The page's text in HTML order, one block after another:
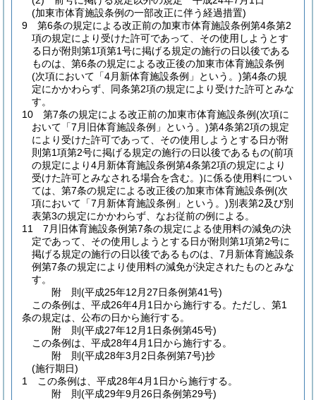
(加東市体育施設条例の一部改正に伴う経過措置)
9
第6条の規定による改正前の加東市体育施設条例第4条第2
項の規定により受けた許可であって、その使用しようとす
る日が附則第1項第1号に掲げる規定の施行の日以後である
ものは、第6条の規定による改正後の加東市体育施設条例
(次項において「4月新体育施設条例」という。)第4条の規
定にかかわらず、同条第2項の規定により受けた許可とみな
す。
10
第7条の規定による改正前の加東市体育施設条例(次項に
おいて「7月旧体育施設条例」という。)第4条第2項の規定
により受けた許可であって、その使用しようとする日が附
則第1項第2号に掲げる規定の施行の日以後であるもの(前項
の規定により4月新体育施設条例第4条第2項の規定により
受けた許可とみなされる場合を含む。)に係る使用料につい
ては、第7条の規定による改正後の加東市体育施設条例(次
項において「7月新体育施設条例」という。)別表第2及び別
表第3の規定にかかわらず、なお従前の例による。
11
7月旧体育施設条例第7条の規定による使用料の減免の決
定であって、その使用しようとする日が附則第1項第2号に
掲げる規定の施行の日以後であるものは、7月新体育施設条
例第7条の規定により使用料の減免が決定されたものとみな
す。
附 則(平成25年12月27日条例第41号)
この条例は、平成26年4月1日から施行する。 ただし、第1
条の規定は、公布の日から施行する。
附 則(平成27年12月1日条例第45号)
この条例は、平成28年4月1日から施行する。
附 則(平成28年3月2日条例第7号)抄
(施行期日)
1
この条例は、平成28年4月1日から施行する。
附 則(平成29年9月26日条例第29号)